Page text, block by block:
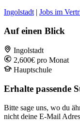
Ingolstadt | Jobs im
Auf einen Blick
Ingolstadt
2,600€ pro Monat
Hauptschule
Erhalte passende
Bitte sage uns, wo du
nicht deine E-Mail